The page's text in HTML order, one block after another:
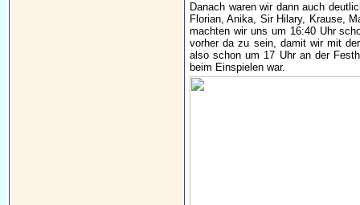
Danach waren wir dann auch
Florian, Anika, Sir Hilary, Krause,
machten wir uns um 16:40 Uhr
vorher da zu sein, damit wir mit
also schon um 17 Uhr an der
beim Einspielen war.